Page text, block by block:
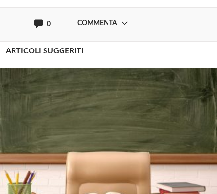
0 COMMENTA
ARTICOLI SUGGERITI